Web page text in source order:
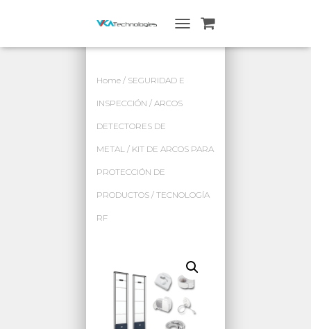
L
A
G
Home / SEGURIDAD E
INSPECCIÓN / ARCOS
DETECTORES DE
METAL / KIT DE ARCOS PARA
PROTECCIÓN DE
PRODUCTOS / TECNOLOGÍA
RF